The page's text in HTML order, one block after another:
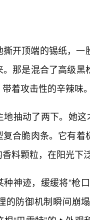
开顶端的锡纸，
那是混合了高级
着攻击性的辛辣味。
抽动了两下。她
合脆肉条。它有
料颗粒，在阳光下
神迹，缓缓将“枪
的防御机制瞬间崩